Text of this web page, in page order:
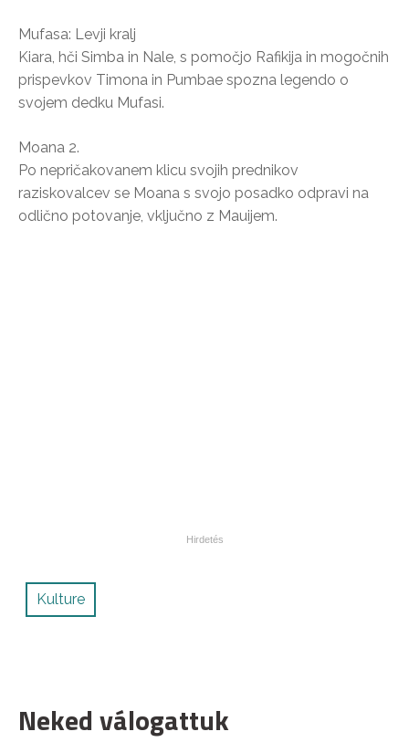
Mufasa: Levji kralj
Kiara, hči Simba in Nale, s pomočjo Rafikija in mogočnih
prispevkov Timona in Pumbae spozna legendo o
svojem dedku Mufasi.
Moana 2.
Po nepričakovanem klicu svojih prednikov
raziskovalcev se Moana s svojo posadko odpravi na
odlično potovanje, vključno z Mauijem.
Kulture
Neked válogattuk